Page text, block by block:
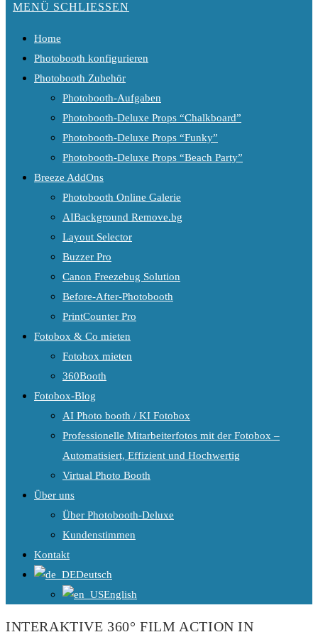
MENÜ SCHLIESSEN
Home
Photobooth konfigurieren
Photobooth Zubehör
Photobooth-Aufgaben
Photobooth-Deluxe Props “Chalkboard”
Photobooth-Deluxe Props “Funky”
Photobooth-Deluxe Props “Beach Party”
Breeze AddOns
Photobooth Online Galerie
AIBackground Remove.bg
Layout Selector
Buzzer Pro
Canon Freezebug Solution
Before-After-Photobooth
PrintCounter Pro
Fotobox & Co mieten
Fotobox mieten
360Booth
Fotobox-Blog
AI Photo booth / KI Fotobox
Professionelle Mitarbeiterfotos mit der Fotobox –
Automatisiert, Effizient und Hochwertig
Virtual Photo Booth
Über uns
Über Photobooth-Deluxe
Kundenstimmen
Kontakt
Deutsch
English
INTERAKTIVE 360° FILM ACTION IN